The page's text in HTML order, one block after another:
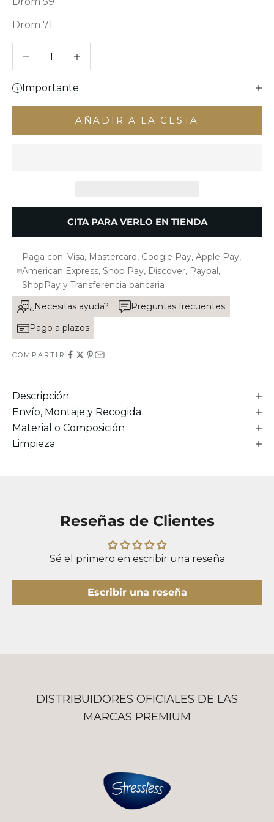
Drom 71
Reducir cantidad
Importante
AÑADIR A LA CESTA
CITA PARA VERLO EN TIENDA
Paga con: Visa, Mastercard, Google Pay, Apple Pay,
American Express, Shop Pay, Discover, Paypal,
ShopPay y Transferencia bancaria
¿Necesitas ayuda?
Preguntas frecuentes
Pago a plazos
COMPARTIR
Descripción
Envío, Montaje y Recogida
Material o Composición
Limpieza
Reseñas de Clientes
Sé el primero en escribir una reseña
Escribir una reseña
DISTRIBUIDORES OFICIALES DE LAS
MARCAS PREMIUM